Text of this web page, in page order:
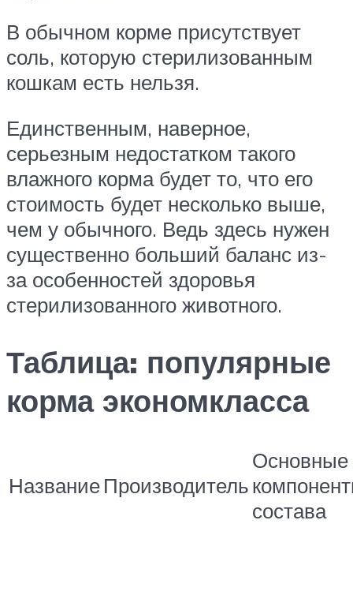
В обычном корме присутствует
соль, которую стерилизованным
кошкам есть нельзя.
Единственным, наверное,
серьезным недостатком такого
влажного корма будет то, что его
стоимость будет несколько выше,
чем у обычного. Ведь здесь нужен
существенно больший баланс из-
за особенностей здоровья
стерилизованного животного.
Таблица: популярные
корма экономкласса
НазваниеПроизводитель
Основные
состава